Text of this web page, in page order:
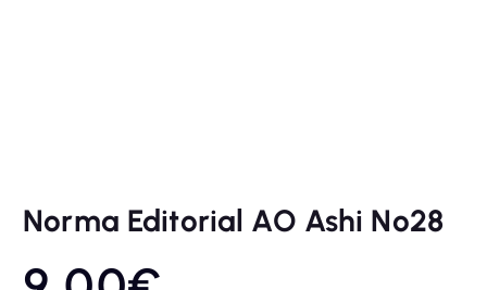
Norma Editorial AO Ashi Nº28